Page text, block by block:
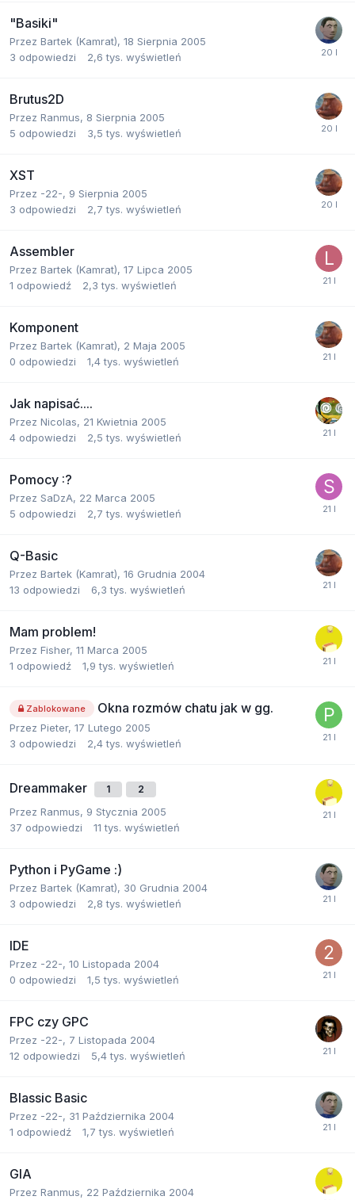
"Basiki"
Przez Bartek (Kamrat), 18 Sierpnia 2005
3 odpowiedzi 2,6 tys. wyświetleń
Brutus2D
Przez Ranmus, 8 Sierpnia 2005
5 odpowiedzi 3,5 tys. wyświetleń
XST
Przez -22-, 9 Sierpnia 2005
3 odpowiedzi 2,7 tys. wyświetleń
Assembler
Przez Bartek (Kamrat), 17 Lipca 2005
1 odpowiedź 2,3 tys. wyświetleń
Komponent
Przez Bartek (Kamrat), 2 Maja 2005
0 odpowiedzi 1,4 tys. wyświetleń
Jak napisać....
Przez Nicolas, 21 Kwietnia 2005
4 odpowiedzi 2,5 tys. wyświetleń
Pomocy :?
Przez SaDzA, 22 Marca 2005
5 odpowiedzi 2,7 tys. wyświetleń
Q-Basic
Przez Bartek (Kamrat), 16 Grudnia 2004
13 odpowiedzi 6,3 tys. wyświetleń
Mam problem!
Przez Fisher, 11 Marca 2005
1 odpowiedź 1,9 tys. wyświetleń
Zablokowane Okna rozmów chatu jak w gg.
Przez Pieter, 17 Lutego 2005
3 odpowiedzi 2,4 tys. wyświetleń
Dreammaker 1 2
Przez Ranmus, 9 Stycznia 2005
37 odpowiedzi 11 tys. wyświetleń
Python i PyGame :)
Przez Bartek (Kamrat), 30 Grudnia 2004
3 odpowiedzi 2,8 tys. wyświetleń
IDE
Przez -22-, 10 Listopada 2004
0 odpowiedzi 1,5 tys. wyświetleń
FPC czy GPC
Przez -22-, 7 Listopada 2004
12 odpowiedzi 5,4 tys. wyświetleń
Blassic Basic
Przez -22-, 31 Października 2004
1 odpowiedź 1,7 tys. wyświetleń
GIA
Przez Ranmus, 22 Października 2004